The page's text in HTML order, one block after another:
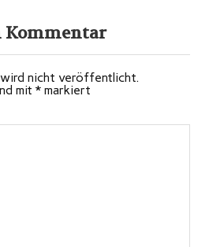
Kommentar
nicht veröffentlicht.
mit * markiert